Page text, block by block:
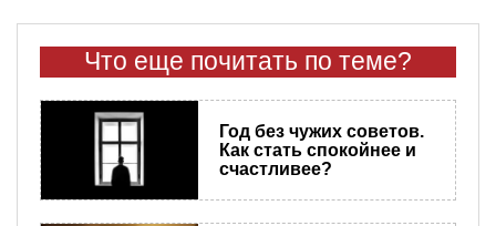
Что еще почитать по теме?
Год без чужих советов.
Как стать спокойнее и
счастливее?